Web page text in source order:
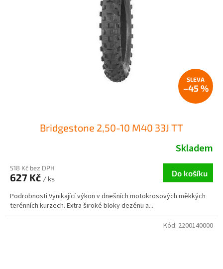
–45 %
Bridgestone 2,50-10 M40 33J TT
Skladem
518 Kč bez DPH
627 Kč / ks
Do košíku
Podrobnosti Vynikající výkon v dnešních motokrosových měkkých
terénních kurzech. Extra široké bloky dezénu a...
Kód: 2200140000